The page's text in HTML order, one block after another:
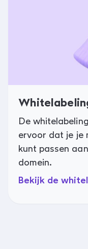
De
ervoor dat je je
kunt passen
domein.
Bekijk de